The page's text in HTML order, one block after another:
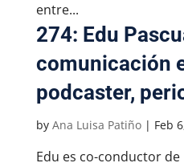
entre...
274: Edu
comunicación
podcaster,
by Ana Luisa Patiño| Feb
Edu es co-conductor